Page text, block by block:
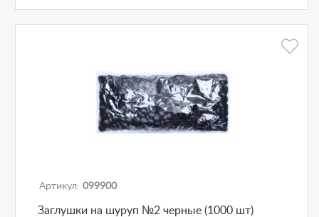
Артикул: 099900
Заглушки на шуруп №2 черные (1000 шт)